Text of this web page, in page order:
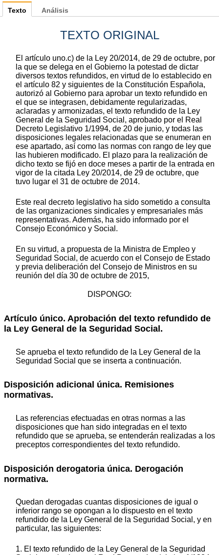
Texto
TEXTO ORIGINAL
El artículo uno.c) de la Ley 20/2014, de 29 de octubre, por
la que se delega en el Gobierno la potestad de dictar
diversos textos refundidos, en virtud de lo establecido en
el artículo 82 y siguientes de la Constitución Española,
autorizó al Gobierno para aprobar un texto refundido en
el que se integrasen, debidamente regularizadas,
aclaradas y armonizadas, el texto refundido de la Ley
General de la Seguridad Social, aprobado por el Real
Decreto Legislativo 1/1994, de 20 de junio, y todas las
disposiciones legales relacionadas que se enumeran en
ese apartado, así como las normas con rango de ley que
las hubieren modificado. El plazo para la realización de
dicho texto se fijó en doce meses a partir de la entrada en
vigor de la citada Ley 20/2014, de 29 de octubre, que
tuvo lugar el 31 de octubre de 2014.
Este real decreto legislativo ha sido sometido a consulta
de las organizaciones sindicales y empresariales más
representativas. Además, ha sido informado por el
Consejo Económico y Social.
En su virtud, a propuesta de la Ministra de Empleo y
Seguridad Social, de acuerdo con el Consejo de Estado
y previa deliberación del Consejo de Ministros en su
reunión del día 30 de octubre de 2015,
DISPONGO:
Artículo único. Aprobación del texto refundido de
la Ley General de la Seguridad Social.
Se aprueba el texto refundido de la Ley General de la
Seguridad Social que se inserta a continuación.
Disposición adicional única. Remisiones
normativas.
Las referencias efectuadas en otras normas a las
disposiciones que han sido integradas en el texto
refundido que se aprueba, se entenderán realizadas a los
preceptos correspondientes del texto refundido.
Disposición derogatoria única. Derogación
normativa.
Quedan derogadas cuantas disposiciones de igual o
inferior rango se opongan a lo dispuesto en el texto
refundido de la Ley General de la Seguridad Social, y en
particular, las siguientes:
1. El texto refundido de la Ley General de la Seguridad
Análisis